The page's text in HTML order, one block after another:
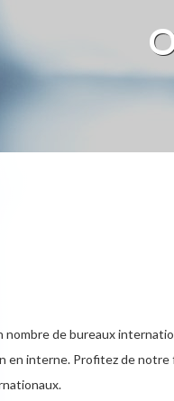
de bureaux
en interne. Profitez de